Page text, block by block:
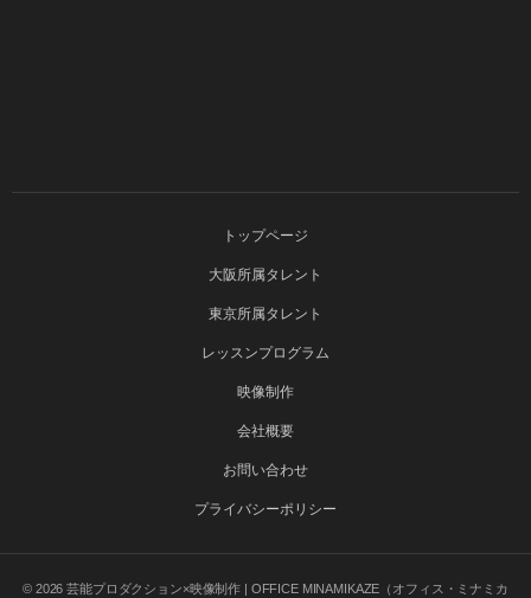
トップページ
大阪所属タレント
東京所属タレント
レッスンプログラム
映像制作
会社概要
お問い合わせ
プライバシーポリシー
© 2026芸能プロダクション×映像制作 | OFFICE MINAMIKAZE（オフィス・ミナミカ